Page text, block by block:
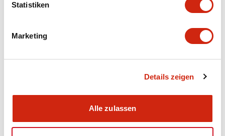
Statistiken
Marketing
Details zeigen
Alle zulassen
Dokumente und Dateien
Genehmigungen & Standards
04/09/2025.PDF1.23MB